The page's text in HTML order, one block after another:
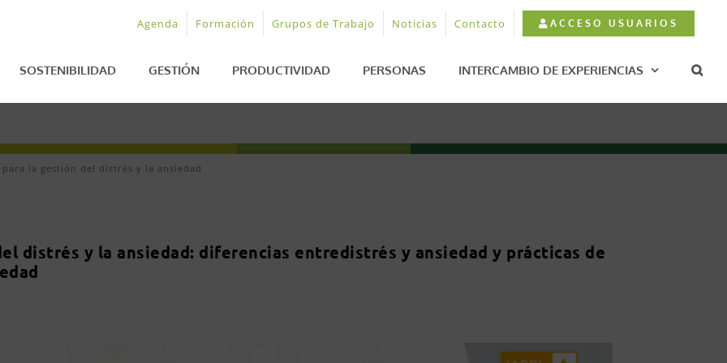
Agenda Formación Grupos de Trabajo Noticias Contacto ACCESO USUARIOS
SOSTENIBILIDAD GESTIÓN PRODUCTIVIDAD PERSONAS INTERCAMBIO DE EXPERIENCIAS
para la gestión del distrés y la ansiedad
distrés y la ansiedad: diferencias entredistrés y ansiedad y prácticas de